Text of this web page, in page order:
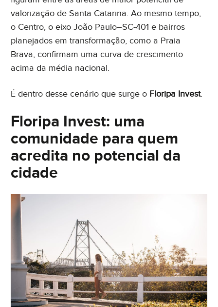
valorização de Santa Catarina. Ao mesmo tempo,
o Centro, o eixo João Paulo–SC-401 e bairros
planejados em transformação, como a Praia
Brava, confirmam uma curva de crescimento
acima da média nacional.
É dentro desse cenário que surge o Floripa Invest.
Floripa Invest: uma
comunidade para quem
acredita no potencial da
cidade